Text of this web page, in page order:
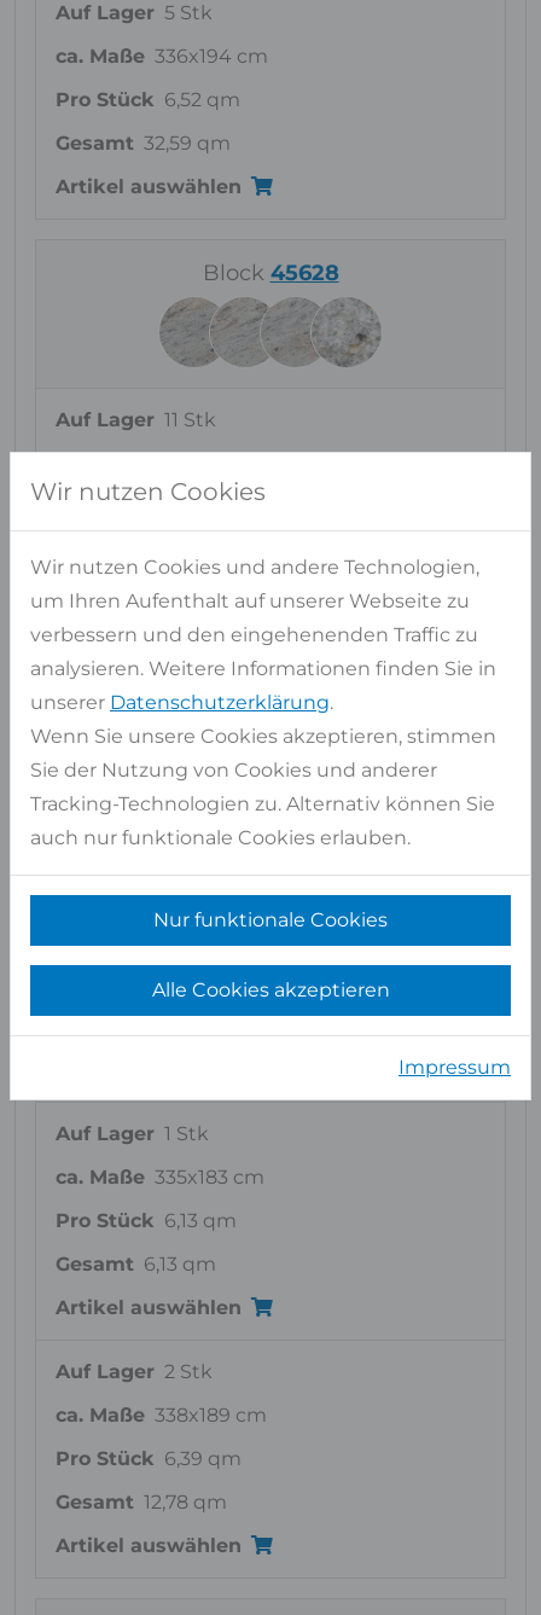
Auf Lager 5 Stk
ca. Maße 336x194 cm
Pro Stück 6,52 qm
Gesamt 32,59 qm
Artikel auswählen
Block 45628
Auf Lager 11 Stk
Pro Stück
6,54 qm
Artikel auswählen
Auf Lager
1 Stk
ca. Maße 326x195 cm
Pro Stück 6,36 qm
6,36 qm
Artikel auswählen
Auf Lager 5 Stk
6,57 qm
Auf Lager 1 Stk
ca. Maße 335x183 cm
Pro Stück 6,13 qm
Gesamt 6,13 qm
Artikel auswählen
Auf Lager 2 Stk
ca. Maße 338x189 cm
Pro Stück 6,39 qm
Gesamt 12,78 qm
Artikel auswählen
Wir nutzen Cookies
Wir nutzen Cookies und andere Technologien,
um Ihren Aufenthalt auf unserer Webseite zu
verbessern und den eingehenenden Traffic zu
analysieren. Weitere Informationen finden Sie in
unserer Datenschutzerklärung.
Wenn Sie unsere Cookies akzeptieren, stimmen
Sie der Nutzung von Cookies und anderer
Tracking-Technologien zu. Alternativ können Sie
auch nur funktionale Cookies erlauben.
Nur funktionale Cookies
Alle Cookies akzeptieren
Impressum